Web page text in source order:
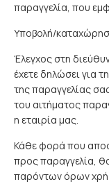
παραγγελία, που
Υποβολή/
Έλεγχος στη
έχετε δηλώσει για
της παραγγελίας
του αιτήματος
η εταιρία μας.
Κάθε φορά που
προς παραγγελία,
παρόντων όρων